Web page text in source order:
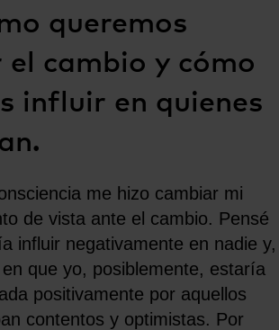
queremos
cambio y cómo
influir en quienes
me hizo cambiar mi
de vista ante el cambio. Pensé
influir negativamente en nadie y,
que yo, posiblemente, estaría
positivamente por aquellos
contentos y optimistas. Por